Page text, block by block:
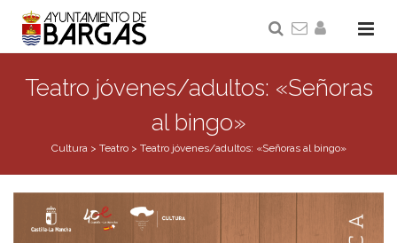
Teatro jóvenes/adultos: «Señoras
al bingo»
Cultura> Teatro> Teatro jóvenes/adultos: «Señoras al bingo»